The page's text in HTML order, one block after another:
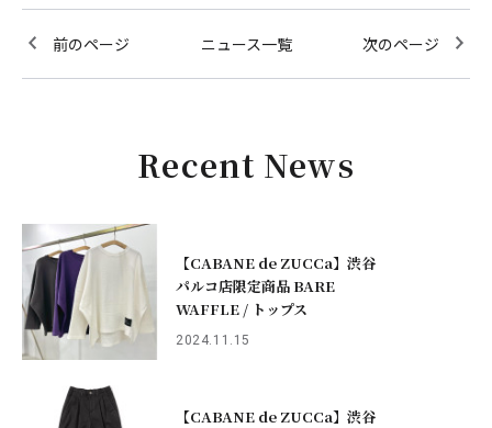
前のページ ニュース一覧 次のページ
Recent News
【CABANE de ZUCCa】渋谷
パルコ店限定商品 BARE
WAFFLE / トップス
2024.11.15
【CABANE de ZUCCa】渋谷